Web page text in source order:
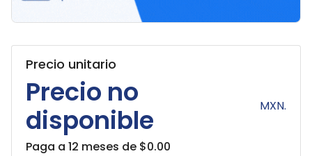
Precio unitario
Precio no
disponible
MXN.
Paga a 12 meses de $0.00